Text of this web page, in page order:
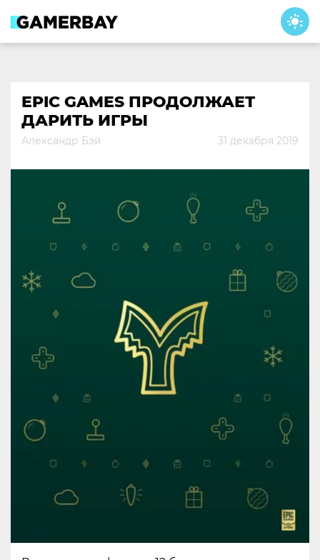
content
EPIC GAMES ПРОДОЛЖАЕТ
ДАРИТЬ ИГРЫ
Александр Бэй 31 декабря 2019